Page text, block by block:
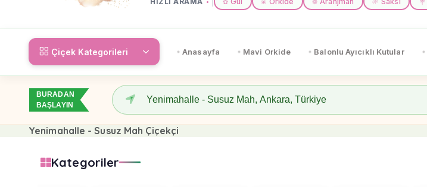
✿ ❀ ❁ 🌱 💐
Çiçek Kategorileri Anasayfa Mavi Orkide Balonlu Ayıcıklı Kutular
BURADAN
BAŞLAYIN
Yenimahalle - Susuz Mah Çiçekçi
Kategoriler